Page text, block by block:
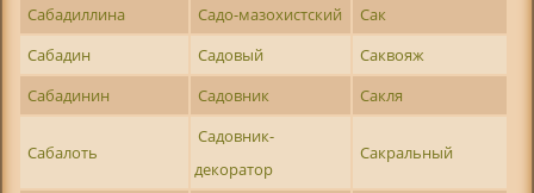
Сабадиллина
Садо-мазохистский
Сак
Сабадин
Садовый
Саквояж
Сабадинин
Садовник Сакля
Сабалоть
Садовник-
декоратор
Сакральный